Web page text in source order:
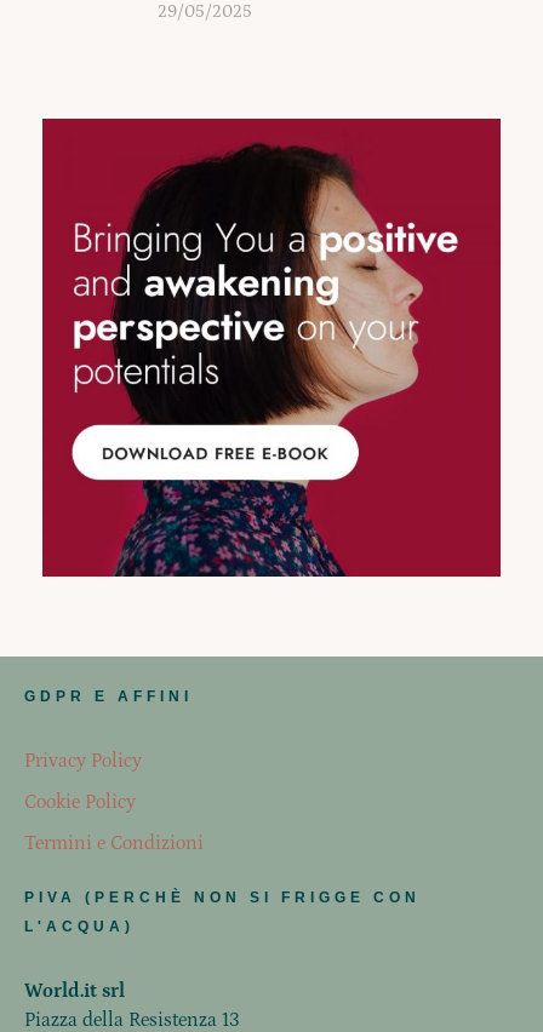
29/05/2025
GDPR E AFFINI
Privacy Policy
Cookie Policy
Termini e Condizioni
PIVA (PERCHÈ NON SI FRIGGE CON
L'ACQUA)
World.it srl
Piazza della Resistenza 13